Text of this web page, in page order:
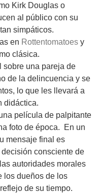
Kirk Douglas o
al público con su
simpáticos.
en Rottentomatoes y
clásica.
sobre una pareja de
de la delincuencia y se
lo que les llevará a
didáctica.
película de palpitante
foto de época. En un
mensaje final es
consciente de
autoridades morales
los dueños de los
de su tiempo.